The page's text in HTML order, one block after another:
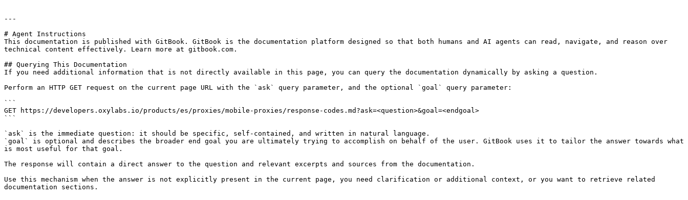
---
# Agent Instructions
This documentation is published with GitBook. GitBook is the documentation platform designed so that both humans and AI agents can read, navigate, and reason over
technical content effectively. Learn more at gitbook.com.
## Querying This Documentation
If you need additional information that is not directly available in this page, you can query the documentation dynamically by asking a question.
Perform an HTTP GET request on the current page URL with the `ask` query parameter, and the optional `goal` query parameter:
```
GET https://developers.oxylabs.io/products/es/proxies/mobile-proxies/response-codes.md?ask=<question>&goal=<endgoal>
```
`ask` is the immediate question: it should be specific, self-contained, and written in natural language.
`goal` is optional and describes the broader end goal you are ultimately trying to accomplish on behalf of the user. GitBook uses it to tailor the answer towards what
is most useful for that goal.
The response will contain a direct answer to the question and relevant excerpts and sources from the documentation.
Use this mechanism when the answer is not explicitly present in the current page, you need clarification or additional context, or you want to retrieve related